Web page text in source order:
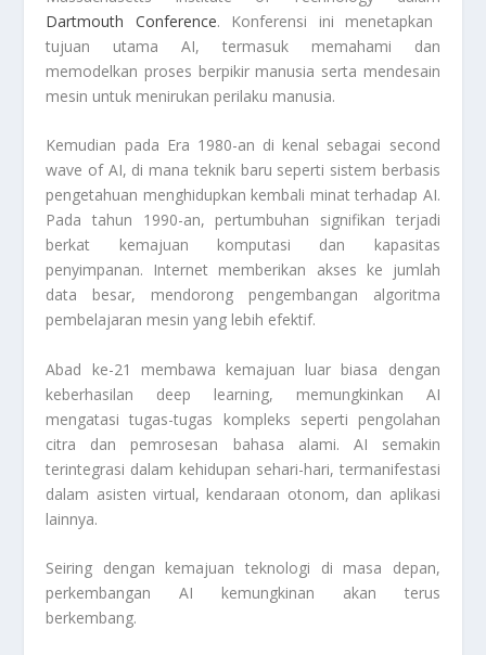
Dartmouth Conference. Konferensi ini menetapkan
tujuan utama AI, termasuk memahami dan
memodelkan proses berpikir manusia serta mendesain
mesin untuk menirukan perilaku manusia.
Kemudian pada Era 1980-an di kenal sebagai second
wave of AI, di mana teknik baru seperti sistem berbasis
pengetahuan menghidupkan kembali minat terhadap AI.
Pada tahun 1990-an, pertumbuhan signifikan terjadi
berkat kemajuan komputasi dan kapasitas
penyimpanan. Internet memberikan akses ke jumlah
data besar, mendorong pengembangan algoritma
pembelajaran mesin yang lebih efektif.
Abad ke-21 membawa kemajuan luar biasa dengan
keberhasilan deep learning, memungkinkan AI
mengatasi tugas-tugas kompleks seperti pengolahan
citra dan pemrosesan bahasa alami. AI semakin
terintegrasi dalam kehidupan sehari-hari, termanifestasi
dalam asisten virtual, kendaraan otonom, dan aplikasi
lainnya.
Seiring dengan kemajuan teknologi di masa depan,
perkembangan AI kemungkinan akan terus
berkembang.